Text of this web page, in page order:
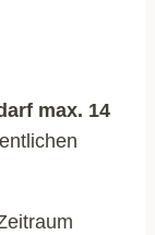
max. 14